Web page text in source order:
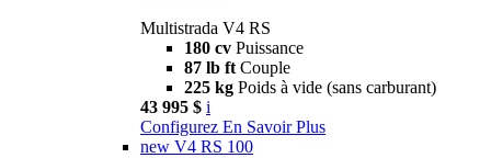
Multistrada V4 RS
180 cv Puissance
87 lb ft Couple
225 kg Poids à vide (sans carburant)
43 995 $ i
Configurez En Savoir Plus
new V4 RS 100